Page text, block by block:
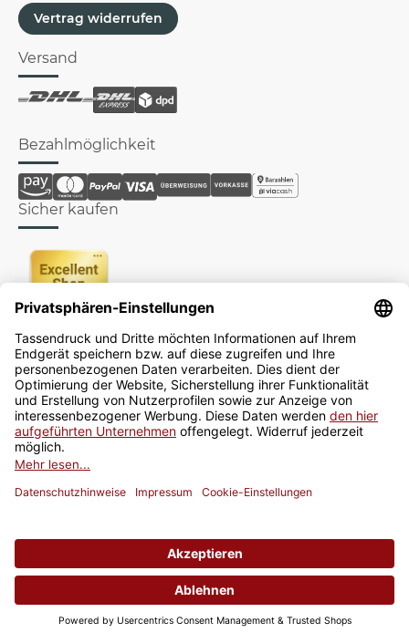
Vertrag widerrufen
Versand
Bezahlmöglichkeit
Sicher kaufen
Newsletter